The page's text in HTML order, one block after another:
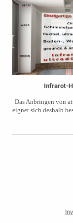
Infrarot-
Das Anbringen von
eignet sich deshalb